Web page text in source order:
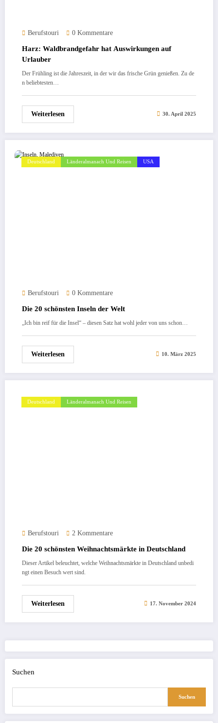
Berufstouri 0 Kommentare
Harz: Waldbrandgefahr hat Auswirkungen auf
Urlauber
Der Frühling ist die Jahreszeit, in der wir das frische Grün genießen. Zu de
n beliebtesten…
Weiterlesen 30. April 2025
Deutschland Länderalmanach Und Reisen USA
Berufstouri 0 Kommentare
Die 20 schönsten Inseln der Welt
„Ich bin reif für die Insel“ – diesen Satz hat wohl jeder von uns schon…
Weiterlesen 10. März 2025
Deutschland Länderalmanach Und Reisen
Berufstouri 2 Kommentare
Die 20 schönsten Weihnachtsmärkte in Deutschland
Dieser Artikel beleuchtet, welche Weihnachtsmärkte in Deutschland unbedi
ngt einen Besuch wert sind.
Weiterlesen 17. November 2024
Suchen
Suchen